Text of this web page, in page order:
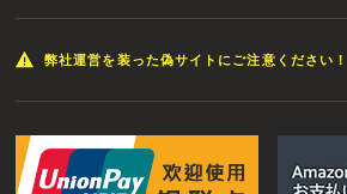
弊社運営を装った偽サイトにご注意ください！